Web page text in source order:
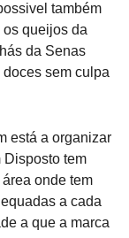
também
os queijos da
da Senas
sem culpa
está a organizar
Disposto tem
onde tem
a cada
a que a marca